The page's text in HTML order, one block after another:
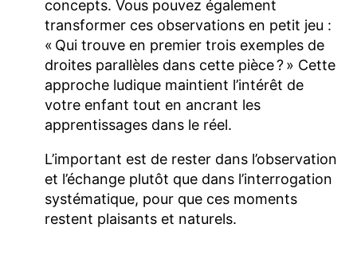
concepts. Vous pouvez également
transformer ces observations en petit jeu :
« Qui trouve en premier trois exemples de
droites parallèles dans cette pièce ? » Cette
approche ludique maintient l’intérêt de
votre enfant tout en ancrant les
apprentissages dans le réel.
L’important est de rester dans l’observation
et l’échange plutôt que dans l’interrogation
systématique, pour que ces moments
restent plaisants et naturels.